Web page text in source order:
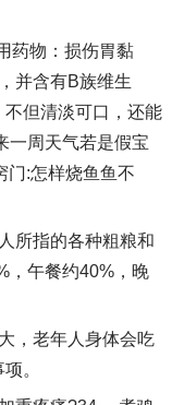
药物：损伤胃黏
并含有B族维生
但清淡可口，还能
一周天气若是假宝
门:怎样烧鱼鱼不
所指的各种粗粮和
，午餐约40%，晚
，老年人身体会吃
。